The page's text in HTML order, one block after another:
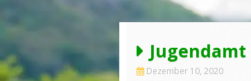
Dezember 10, 2020